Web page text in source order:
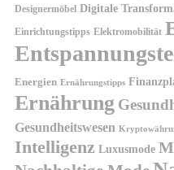
Designermöbel Digitale
Einrichtungstipps Elektromobilität
Energien Ernährungstipps
Ernährung
Gesundheitswesen
Intelligenz Luxusmode